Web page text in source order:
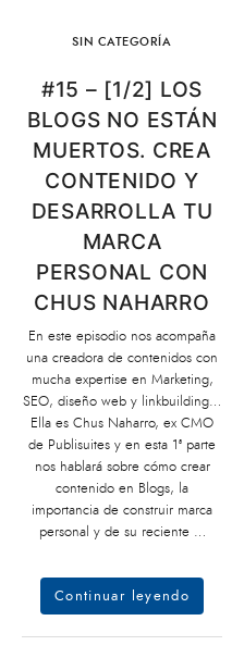
SIN CATEGORÍA
#15 – [1/2] LOS
BLOGS NO ESTÁN
MUERTOS. CREA
CONTENIDO Y
DESARROLLA TU
MARCA
PERSONAL CON
CHUS NAHARRO
En este episodio nos acompaña
una creadora de contenidos con
mucha expertise en Marketing,
SEO, diseño web y linkbuilding…
Ella es Chus Naharro, ex CMO
de Publisuites y en esta 1ª parte
nos hablará sobre cómo crear
contenido en Blogs, la
importancia de construir marca
personal y de su reciente …
Continuar leyendo